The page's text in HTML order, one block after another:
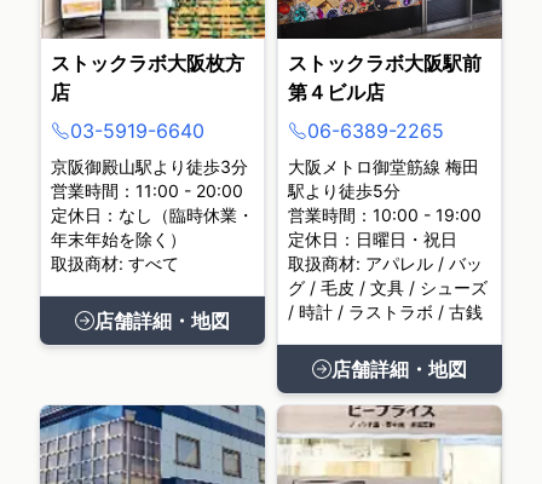
ストックラボ大阪枚方
店
03-5919-6640
京阪御殿山駅より徒歩3分
営業時間：11:00 - 20:00
定休日：なし（臨時休業・
年末年始を除く）
取扱商材: すべて
店舗詳細・地図
ストックラボ大阪駅前
第４ビル店
06-6389-2265
大阪メトロ御堂筋線 梅田
駅より徒歩5分
営業時間：10:00 - 19:00
定休日：日曜日・祝日
取扱商材: アパレル / バッ
グ / 毛皮 / 文具 / シューズ
/ 時計 / ラストラボ / 古銭
店舗詳細・地図